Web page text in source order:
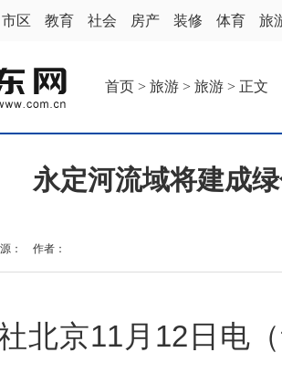
市区 教育 社会 房产 装修 体育 旅
首页 > 旅游 > 旅游 > 正文
永定河流域将建成
： 作者：
京11月12日电（